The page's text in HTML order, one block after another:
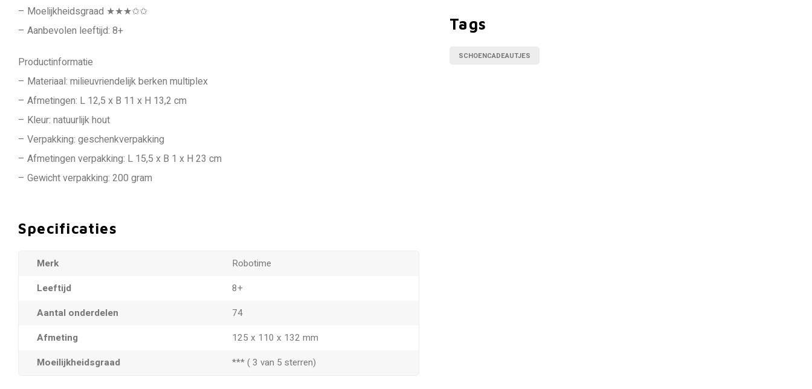
– Moelijkheidsgraad ★★★✩✩
– Aanbevolen leeftijd: 8+
Productinformatie
– Materiaal: milieuvriendelijk berken multiplex
– Afmetingen: L 12,5 x B 11 x H 13,2 cm
– Kleur: natuurlijk hout
– Verpakking: geschenkverpakking
– Afmetingen verpakking: L 15,5 x B 1 x H 23 cm
– Gewicht verpakking: 200 gram
Specificaties
Merk
Robotime
Leeftijd
8+
Aantal onderdelen
74
Afmeting
125 x 110 x 132 mm
Moeilijkheidsgraad
*** ( 3 van 5 sterren)
Tags
SCHOENCADEAUTJES